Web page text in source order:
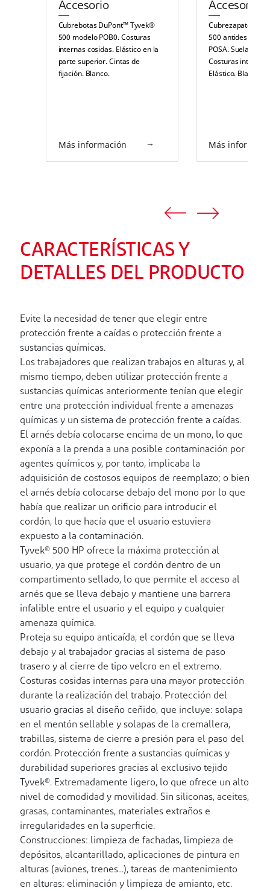
Accesorio
Cubrebotas DuPont™ Tyvek®
500 modelo POB0. Costuras
internas cosidas. Elástico en la
parte superior. Cintas de
fijación. Blanco.
Más información
Accesorio
Cubrezapatos
500
POSA. Suela
Costuras internas
Elástico. Blanco.
Más
CARACTERÍSTICAS Y
DETALLES DEL PRODUCTO
Evite la necesidad de tener que elegir entre
protección frente a caídas o protección frente a
sustancias químicas.
Los trabajadores que realizan trabajos en alturas y, al
mismo tiempo, deben utilizar protección frente a
sustancias químicas anteriormente tenían que elegir
entre una protección individual frente a amenazas
químicas y un sistema de protección frente a caídas.
El arnés debía colocarse encima de un mono, lo que
exponía a la prenda a una posible contaminación por
agentes químicos y, por tanto, implicaba la
adquisición de costosos equipos de reemplazo; o bien
el arnés debía colocarse debajo del mono por lo que
había que realizar un orificio para introducir el
cordón, lo que hacía que el usuario estuviera
expuesto a la contaminación.
Tyvek® 500 HP ofrece la máxima protección al
usuario, ya que protege el cordón dentro de un
compartimento sellado, lo que permite el acceso al
arnés que se lleva debajo y mantiene una barrera
infalible entre el usuario y el equipo y cualquier
amenaza química.
Proteja su equipo anticaída, el cordón que se lleva
debajo y al trabajador gracias al sistema de paso
trasero y al cierre de tipo velcro en el extremo.
Costuras cosidas internas para una mayor protección
durante la realización del trabajo. Protección del
usuario gracias al diseño ceñido, que incluye: solapa
en el mentón sellable y solapas de la cremallera,
trabillas, sistema de cierre a presión para el paso del
cordón. Protección frente a sustancias químicas y
durabilidad superiores gracias al exclusivo tejido
Tyvek®. Extremadamente ligero, lo que ofrece un alto
nivel de comodidad y movilidad. Sin siliconas, aceites,
grasas, contaminantes, materiales extraños e
irregularidades en la superficie.
Construcciones: limpieza de fachadas, limpieza de
depósitos, alcantarillado, aplicaciones de pintura en
alturas (aviones, trenes...), tareas de mantenimiento
en alturas: eliminación y limpieza de amianto, etc.